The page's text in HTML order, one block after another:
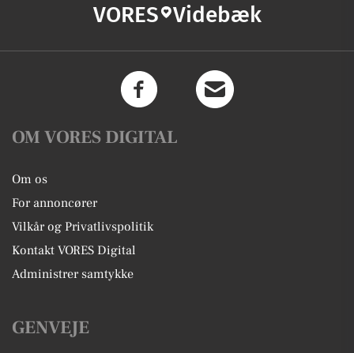
VORES Videbæk
OM VORES DIGITAL
Om os
For annoncører
Vilkår og Privatlivspolitik
Kontakt VORES Digital
Administrer samtykke
GENVEJE